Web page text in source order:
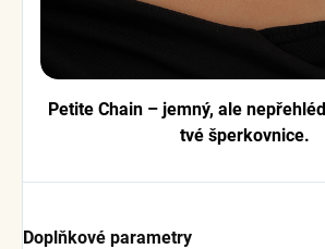
Petite Chain – jemný, ale
tvé šperkovnice.
Doplňkové parametry